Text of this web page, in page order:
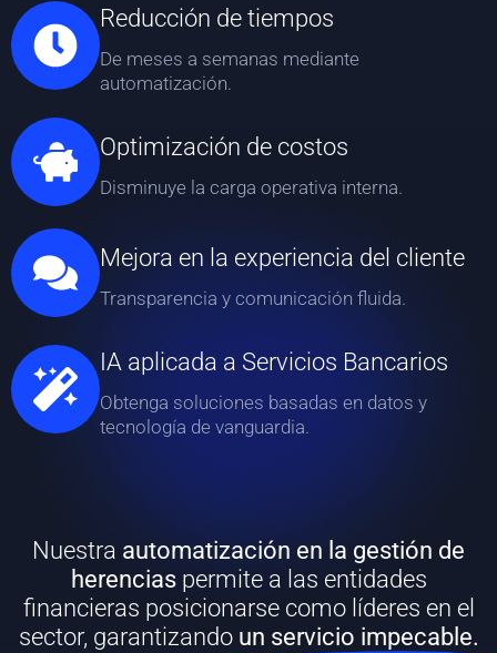
Reducción de tiempos
De meses a semanas mediante
automatización.
Optimización de costos
Disminuye la carga operativa interna.
Mejora en la experiencia del cliente
Transparencia y comunicación fluida.
IA aplicada a Servicios Bancarios
Obtenga soluciones basadas en datos y
tecnología de vanguardia.
Nuestra automatización en la gestión de
herenciaspermite a las entidades
financieras posicionarse como líderes en el
sector, garantizando un servicio impecable.